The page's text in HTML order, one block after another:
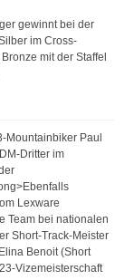
gewinnt bei der
im Cross-
mit der Staffel
Mountainbiker Paul
Dritter im
Lexware
Team bei nationalen
Short-Track-Meister
Benoit (Short
Vizemeisterschaft